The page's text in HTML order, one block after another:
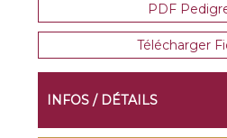
PDF
Télécharger
INFOS / DÉTAILS